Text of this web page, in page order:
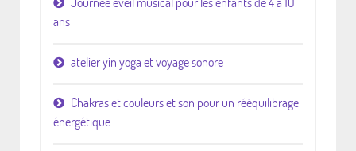
ans
atelier yin yoga et voyage sonore
Chakras et couleurs et son pour un rééquilibrage
énergétique